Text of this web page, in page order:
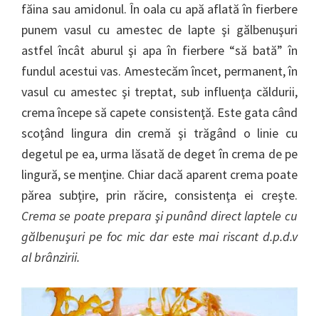
făina sau amidonul. În oala cu apă aflată în fierbere
punem vasul cu amestec de lapte şi gălbenuşuri
astfel încât aburul şi apa în fierbere “să bată” în
fundul acestui vas. Amestecăm încet, permanent, în
vasul cu amestec şi treptat, sub influenţa căldurii,
crema începe să capete consistenţă. Este gata când
scoţând lingura din cremă şi trăgând o linie cu
degetul pe ea, urma lăsată de deget în crema de pe
lingură, se menţine. Chiar dacă aparent crema poate
părea subţire, prin răcire, consistenţa ei creşte.
Crema se poate prepara şi punând direct laptele cu
gălbenuşuri pe foc mic dar este mai riscant d.p.d.v
al brânzirii.